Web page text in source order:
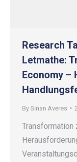
Research
Letmathe:
Economy –
By Sinan Averes
Transformation